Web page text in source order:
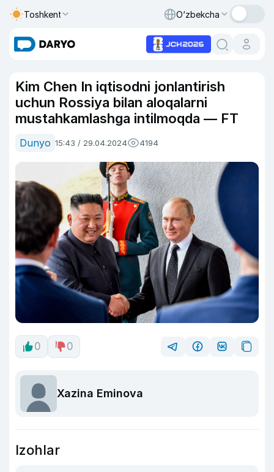
Toshkent O‘zbekcha
Kim Chen In iqtisodni jonlantirish
uchun Rossiya bilan aloqalarni
mustahkamlashga intilmoqda — FT
Dunyo 15:43 / 29.04.2024 4194
0 0
Xazina Eminova
Izohlar